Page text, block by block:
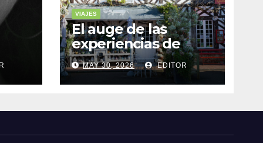
VIAJES
El auge de las
experiencias de
realidad aumentada
en el turismo
MAY 30, 2026 EDITOR